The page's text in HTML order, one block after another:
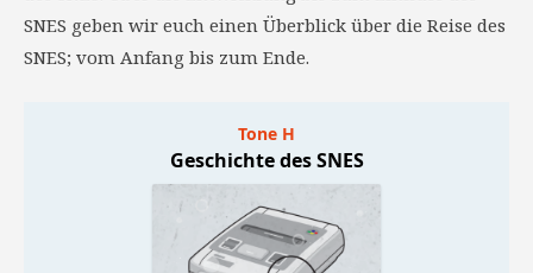
SNES geben wir euch einen Überblick über die Reise des
SNES; vom Anfang bis zum Ende.